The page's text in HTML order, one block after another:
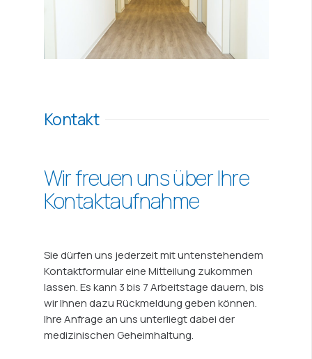
Kontakt
Wir freuen uns über Ihre
Kontaktaufnahme
Sie dürfen uns jederzeit mit untenstehendem
Kontaktformular eine Mitteilung zukommen
lassen. Es kann 3 bis 7 Arbeitstage dauern, bis
wir Ihnen dazu Rückmeldung geben können.
Ihre Anfrage an uns unterliegt dabei der
medizinischen Geheimhaltung.